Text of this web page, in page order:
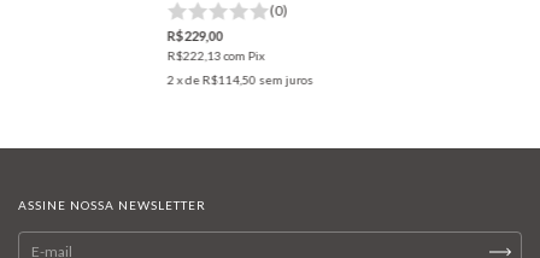
(0)
R$229,00
R$222,13com Pix
2 x deR$114,50 sem juros
ASSINE NOSSA NEWSLETTER